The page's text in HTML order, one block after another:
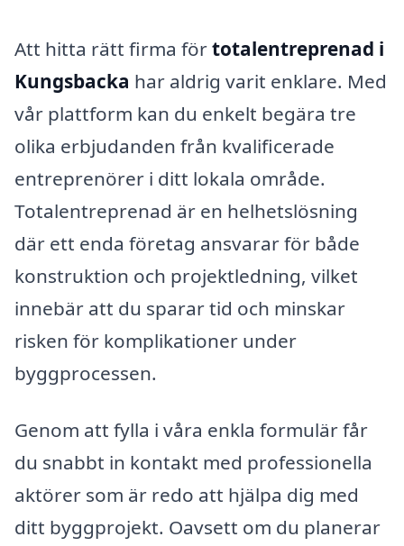
Att hitta rätt firma förtotalentreprenad i
Kungsbacka har aldrig varit enklare. Med
vår plattform kan du enkelt begära tre
olika erbjudanden från kvalificerade
entreprenörer i ditt lokala område.
Totalentreprenad är en helhetslösning
där ett enda företag ansvarar för både
konstruktion och projektledning, vilket
innebär att du sparar tid och minskar
risken för komplikationer under
byggprocessen.
Genom att fylla i våra enkla formulär får
du snabbt in kontakt med professionella
aktörer som är redo att hjälpa dig med
ditt byggprojekt. Oavsett om du planerar